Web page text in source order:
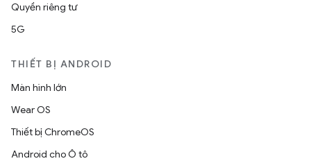
Quyền riêng tư
5G
THIẾT BỊ ANDROID
Màn hình lớn
Wear OS
Thiết bị ChromeOS
Android cho Ô tô